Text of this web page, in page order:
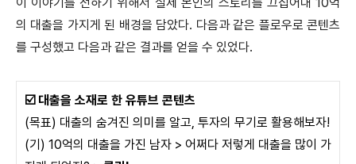
의 대출을 가지게 된 배경을 담았다. 다음과 같은 플로우로 콘텐츠
를 구성했고 다음과 같은 결과를 얻을 수 있었다.
☑️ 대출을 소재로 한 유튜브 콘텐츠
(목표) 대출의 숨겨진 의미를 알고, 투자의 무기로 활용해보자!
(기) 10억의 대출을 가진 남자 > 어쩌다 저렇게 대출을 많이 가